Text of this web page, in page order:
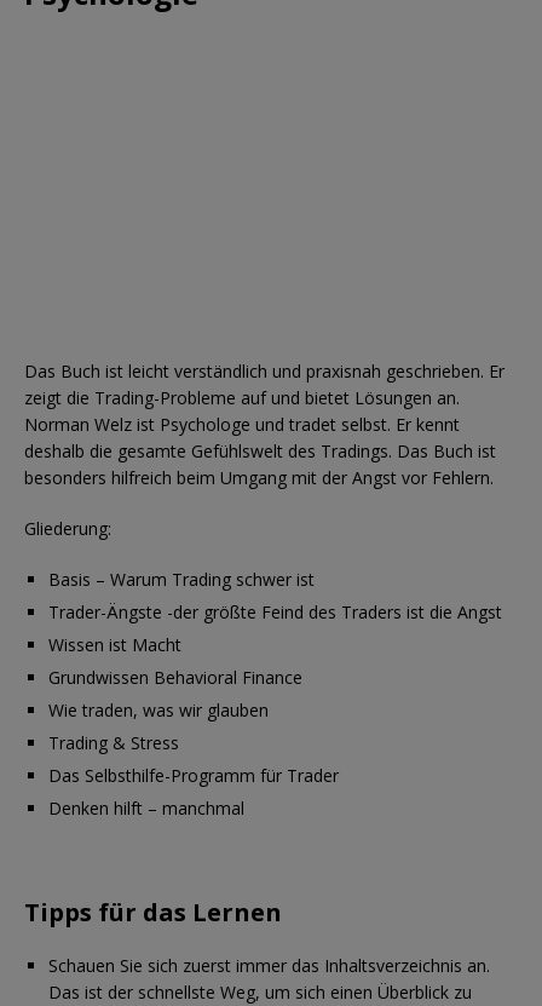
Das Buch ist leicht verständlich und praxisnah geschrieben. Er
zeigt die Trading-Probleme auf und bietet Lösungen an.
Norman Welz ist Psychologe und tradet selbst. Er kennt
deshalb die gesamte Gefühlswelt des Tradings. Das Buch ist
besonders hilfreich beim Umgang mit der Angst vor Fehlern.
Gliederung:
Basis – Warum Trading schwer ist
Trader-Ängste -der größte Feind des Traders ist die Angst
Wissen ist Macht
Grundwissen Behavioral Finance
Wie traden, was wir glauben
Trading & Stress
Das Selbsthilfe-Programm für Trader
Denken hilft – manchmal
Tipps für das Lernen
Schauen Sie sich zuerst immer das Inhaltsverzeichnis an.
Das ist der schnellste Weg, um sich einen Überblick zu